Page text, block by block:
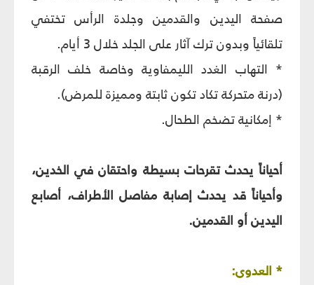
صفحة اليدين والقدمين وجلدة الرأس تختفي
تلقائياً وبدون ترك آثار على الجلد خلال 3 أيام.
* التهاب الغدد الليمفاوية وخاصة خلف الرقبة
(درنة متحركة تكاد تكون ثابتة ومميزة للمرض).
* إمكانية تضخم الطحال.
أحياناً يحدث تقرحات بسيطة واحتقان في الخدين،
وأحياناً قد يحدث إصابة مفاصل الأطراف، أصابع
اليدين أو القدمين.
* العدوى: